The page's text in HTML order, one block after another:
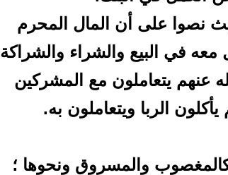
نصوا على أن المال المحرم
في البيع والشراء والشراكة
عنهم يتعاملون مع المشركين
الربا ويتعاملون به.
كالمغصوب والمسروق ونحوها ؛